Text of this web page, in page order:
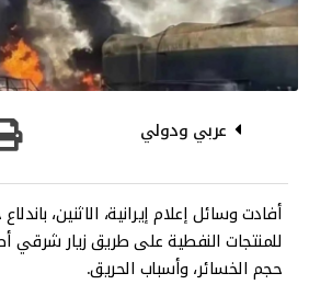
عربي ودولي
أفادت وسائل إعلام إيرانية، الاثنين،
للمنتجات النفطية على طريق زيار شرقي
حجم الخسائر، وأسباب الحريق.